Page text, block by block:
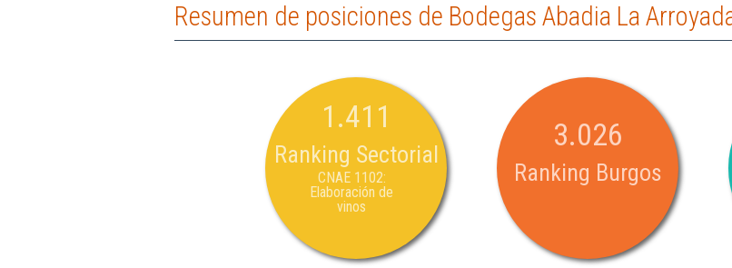
Resumen de posiciones de Bodegas Abadia La
1.411
Ranking Sectorial
CNAE 1102:
Elaboración de
vinos
3.026
Ranking Burgos